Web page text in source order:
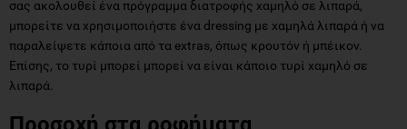
σας ακολουθεί ένα πρόγραμμα διατροφής χαμηλό σε λιπαρά,
μπορείτε να χρησιμοποιήστε ένα dressing με χαμηλά λιπαρά ή να
παραλείψετε κάποια από τα extras, όπως κρουτόν ή μπέικον.
Επίσης, το τυρί μπορεί μπορεί να είναι κάποιο τυρί χαμηλό σε
λιπαρά.